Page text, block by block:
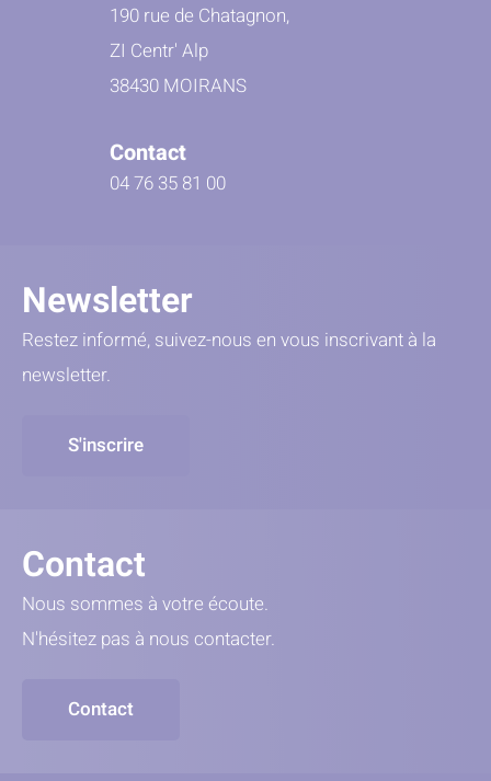
190 rue de Chatagnon,
ZI Centr' Alp
38430 MOIRANS
Contact
04 76 35 81 00
Newsletter
Restez informé, suivez-nous en vous inscrivant à la
newsletter.
S'inscrire
Contact
Nous sommes à votre écoute.
N'hésitez pas à nous contacter.
Contact